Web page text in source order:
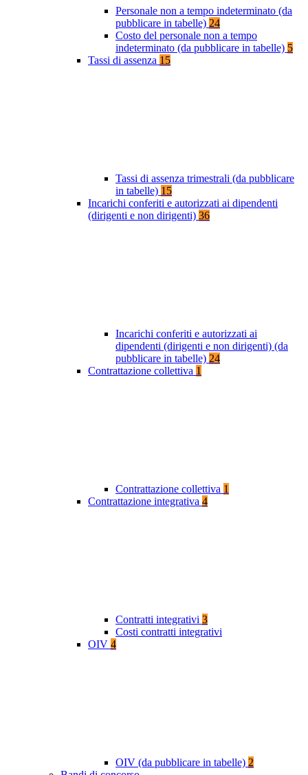
Personale non a tempo indeterminato (da
pubblicare in tabelle) 24
Costo del personale non a tempo
indeterminato (da pubblicare in tabelle) 5
Tassi di assenza 15
Tassi di assenza trimestrali (da pubblicare
in tabelle) 15
Incarichi conferiti e autorizzati ai dipendenti
(dirigenti e non dirigenti) 36
Incarichi conferiti e autorizzati ai
dipendenti (dirigenti e non dirigenti) (da
pubblicare in tabelle) 24
Contrattazione collettiva 1
Contrattazione collettiva 1
Contrattazione integrativa 4
Contratti integrativi 3
Costi contratti integrativi
OIV 4
OIV (da pubblicare in tabelle) 2